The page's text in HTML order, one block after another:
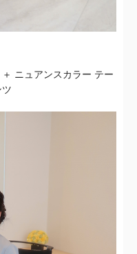
ニュアンスカラー テー